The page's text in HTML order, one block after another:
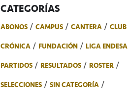
CATEGORÍAS
ABONOS CAMPUS CANTERA
CLUB
CRÓNICA
FUNDACIÓN
LIGA ENDESA
PARTIDOS
RESULTADOS
ROSTER
SELECCIONES
SIN CATEGORÍA